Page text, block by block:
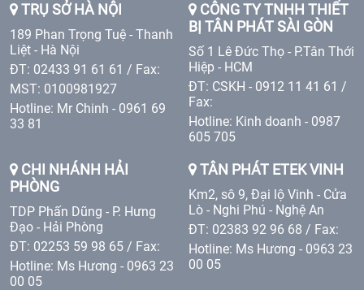
TRỤ SỞ HÀ NỘI
189 Phan Trọng Tuệ - Thanh
Liệt - Hà Nội
ĐT: 02433 91 61 61 / Fax:
MST: 0100981927
Hotline: Mr Chinh - 0961 69
33 81
CÔNG TY TNHH THIẾT
BỊ TÂN PHÁT SÀI GÒN
Số 1 Lê Đức Thọ - P.Tân Thới
Hiệp - HCM
ĐT: CSKH - 0912 11 41 61 /
Fax:
Hotline: Kinh doanh - 0987
605 705
CHI NHÁNH HẢI
PHÒNG
TDP Phấn Dũng - P. Hưng
Đạo - Hải Phòng
ĐT: 02253 59 98 65 / Fax:
Hotline: Ms Hương - 0963 23
00 05
TÂN PHÁT ETEK VINH
Km2, sô 9, Đại lộ Vinh - Cửa
Lò - Nghi Phú - Nghệ An
ĐT: 02383 92 96 68 / Fax:
Hotline: Ms Hương - 0963 23
00 05